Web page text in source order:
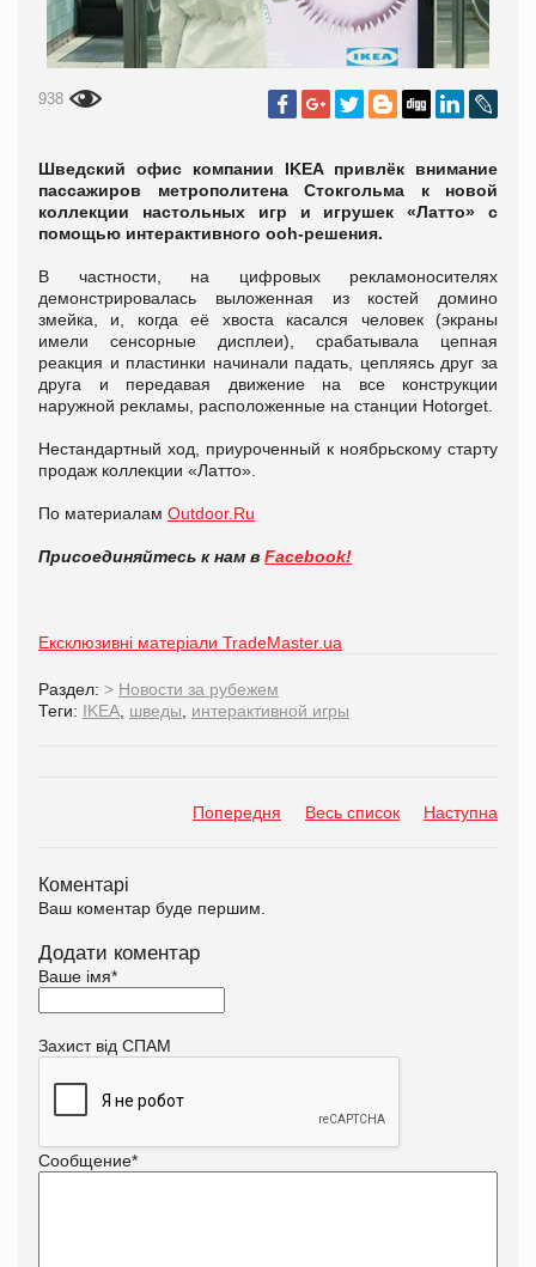
938
Шведский офис компании IKEA привлёк внимание
пассажиров метрополитена Стокгольма к новой
коллекции настольных игр и игрушек «Латто» с
помощью интерактивного ooh-решения.
В частности, на цифровых рекламоносителях
демонстрировалась выложенная из костей домино
змейка, и, когда её хвоста касался человек (экраны
имели сенсорные дисплеи), срабатывала цепная
реакция и пластинки начинали падать, цепляясь друг за
друга и передавая движение на все конструкции
наружной рекламы, расположенные на станции Hotorget.
Нестандартный ход, приуроченный к ноябрьскому старту
продаж коллекции «Латто».
По материалам Outdoor.Ru
Присоединяйтесь к нам в Facebook!
Ексклюзивні матеріали TradeMaster.ua
Раздел: > Новости за рубежем
Теги: IKEA шведы интерактивной игры
Попередня Весь список Наступна
Коментарі
Ваш коментар буде першим.
Додати коментар
Ваше імя*
Захист від СПАМ
Сообщение*